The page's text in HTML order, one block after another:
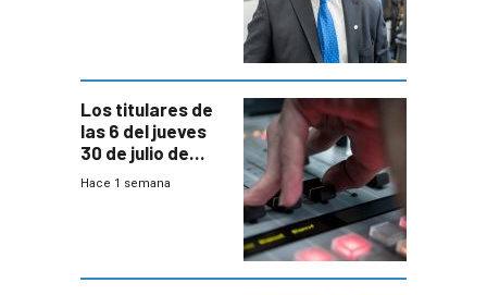
Los titulares de
las 6 del jueves
30 de julio de
2026
Hace 1 semana